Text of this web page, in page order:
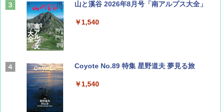
山と溪谷 2026年8月号「南アルプス大全」
￥1,540
Coyote No.89 特集 星野道夫 夢見る旅
￥1,540